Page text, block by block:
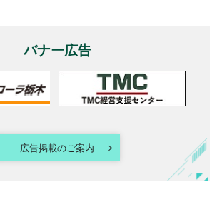
バナー広告
広告掲載のご案内